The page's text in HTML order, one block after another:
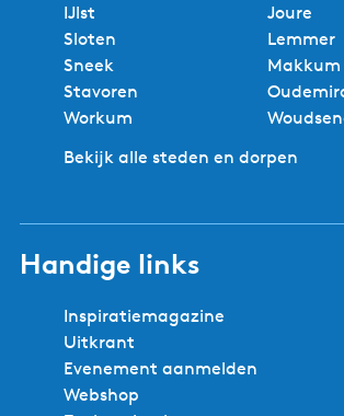
IJlst
Joure
Sloten
Lemmer
Sneek
Makkum
Stavoren
Workum
Bekijk alle steden en dorpen
Handige links
Inspiratiemagazine
Uitkrant
Evenement aanmelden
Webshop